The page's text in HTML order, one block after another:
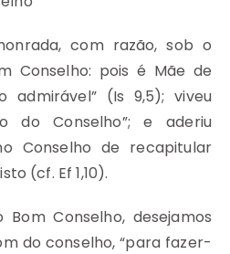
com razão, sob o
Conselho: pois é Mãe de
admirável” (Is 9,5); viveu
do Conselho”; e aderiu
Conselho de recapitular
(cf. Ef 1,10).
Conselho, desejamos
do conselho, “para fazer-